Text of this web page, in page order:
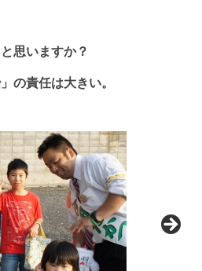
思いますか？
の責任は大きい。